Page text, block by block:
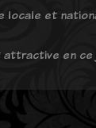
locale et
en ce